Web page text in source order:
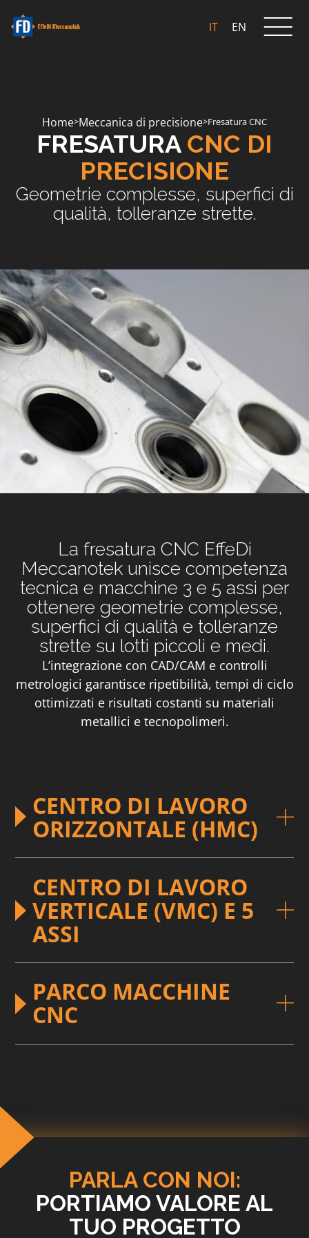
IT EN
Home>Meccanica di precisione>Fresatura CNC
FRESATURA CNC DI
PRECISIONE
Geometrie complesse, superfici di
qualità, tolleranze strette.
La fresatura CNC EffeDi
Meccanotek unisce competenza
tecnica e macchine 3 e 5 assi per
ottenere geometrie complesse,
superfici di qualità e tolleranze
strette su lotti piccoli e medi.
L’integrazione con CAD/CAM e controlli
metrologici garantisce ripetibilità, tempi di ciclo
ottimizzati e risultati costanti su materiali
metallici e tecnopolimeri.
CENTRO DI LAVORO
ORIZZONTALE (HMC)
CENTRO DI LAVORO
VERTICALE (VMC) E 5
ASSI
PARCO MACCHINE
CNC
PARLA CON NOI:
PORTIAMO VALORE AL
TUO PROGETTO